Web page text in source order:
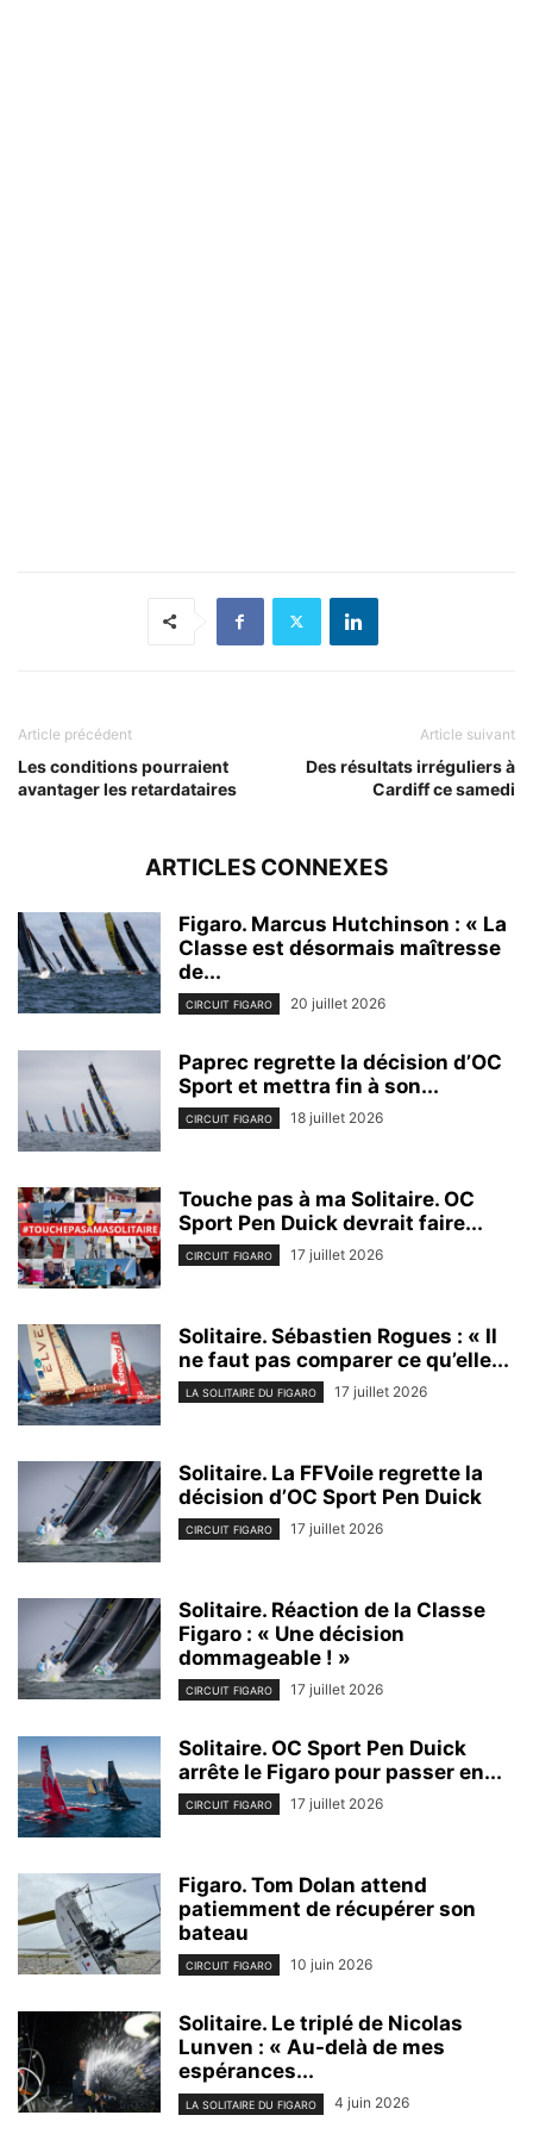
Article précédent
Les conditions pourraient
avantager les retardataires
Article suivant
Des résultats irréguliers à
Cardiff ce samedi
ARTICLES CONNEXES
Figaro. Marcus Hutchinson : « La
Classe est désormais maîtresse
de...
CIRCUIT FIGARO 20 juillet 2026
Paprec regrette la décision d’OC
Sport et mettra fin à son...
CIRCUIT FIGARO 18 juillet 2026
Touche pas à ma Solitaire. OC
Sport Pen Duick devrait faire...
CIRCUIT FIGARO 17 juillet 2026
Solitaire. Sébastien Rogues : « Il
ne faut pas comparer ce qu’elle...
LA SOLITAIRE DU FIGARO 17 juillet 2026
Solitaire. La FFVoile regrette la
décision d’OC Sport Pen Duick
CIRCUIT FIGARO 17 juillet 2026
Solitaire. Réaction de la Classe
Figaro : « Une décision
dommageable ! »
CIRCUIT FIGARO 17 juillet 2026
Solitaire. OC Sport Pen Duick
arrête le Figaro pour passer en...
CIRCUIT FIGARO 17 juillet 2026
Figaro. Tom Dolan attend
patiemment de récupérer son
bateau
CIRCUIT FIGARO 10 juin 2026
Solitaire. Le triplé de Nicolas
Lunven : « Au-delà de mes
espérances...
LA SOLITAIRE DU FIGARO 4 juin 2026